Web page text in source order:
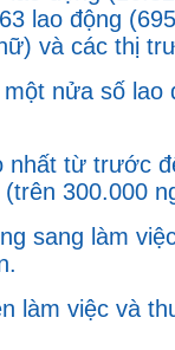
lao động
và các thị
nửa số
từ trước
300.000
sang làm
làm việc và